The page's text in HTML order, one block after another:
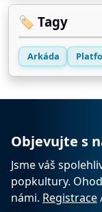
🏷️ Tagy
Arkáda
Objevujte s
Jsme váš
popkultury.
námi. Registrace